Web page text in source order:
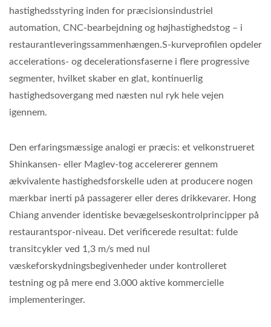
hastighedsstyring inden for præcisionsindustriel
automation, CNC-bearbejdning og højhastighedstog – i
restaurantleveringssammenhængen.S-kurveprofilen opdeler
accelerations- og decelerationsfaserne i flere progressive
segmenter, hvilket skaber en glat, kontinuerlig
hastighedsovergang med næsten nul ryk hele vejen
igennem.
Den erfaringsmæssige analogi er præcis: et velkonstrueret
Shinkansen- eller Maglev-tog accelererer gennem
ækvivalente hastighedsforskelle uden at producere nogen
mærkbar inerti på passagerer eller deres drikkevarer. Hong
Chiang anvender identiske bevægelseskontrolprincipper på
restaurantspor-niveau. Det verificerede resultat: fulde
transitcykler ved 1,3 m/s med nul
væskeforskydningsbegivenheder under kontrolleret
testning og på mere end 3.000 aktive kommercielle
implementeringer.